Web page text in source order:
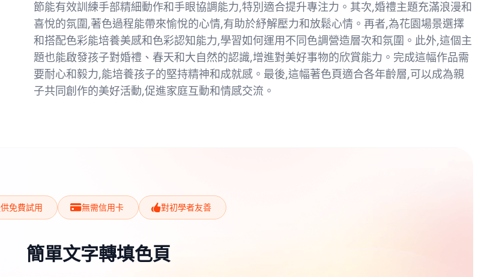
節能有效訓練手部精細動作和手眼協調能力,特別適合提升專注力。其次,婚禮主題充滿浪漫和
喜悅的氛圍,著色過程能帶來愉悅的心情,有助於紓解壓力和放鬆心情。再者,為花園場景選擇
和搭配色彩能培養美感和色彩認知能力,學習如何運用不同色調營造層次和氛圍。此外,這個主
題也能啟發孩子對婚禮、春天和大自然的認識,增進對美好事物的欣賞能力。完成這幅作品需
要耐心和毅力,能培養孩子的堅持精神和成就感。最後,這幅著色頁適合各年齡層,可以成為親
子共同創作的美好活動,促進家庭互動和情感交流。
免費試用 無需信用卡 對初學者友善
簡單文字轉填色頁